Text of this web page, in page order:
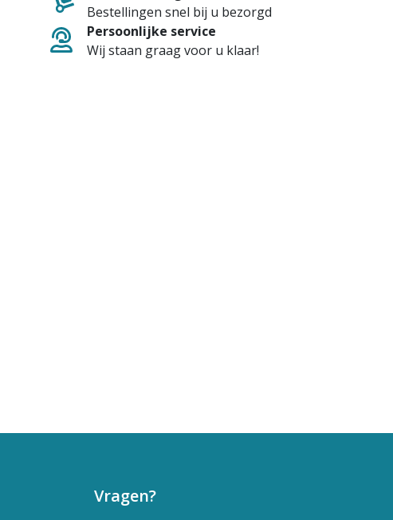
Bestellingen snel bij u bezorgd
Persoonlijke service
Wij staan graag voor u klaar!
Vragen?